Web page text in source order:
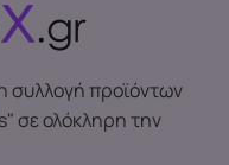
συλλογή προϊόντων
σε ολόκληρη την